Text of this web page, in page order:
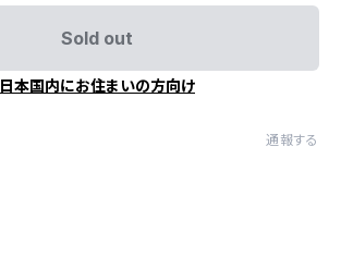
Sold out
日本国内にお住まいの方向け
通報する